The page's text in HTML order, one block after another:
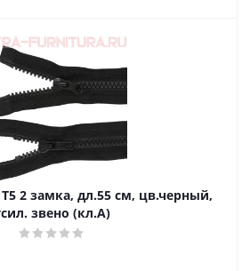
2 замка, дл.55 см, цв.черный,
звено (кл.А)